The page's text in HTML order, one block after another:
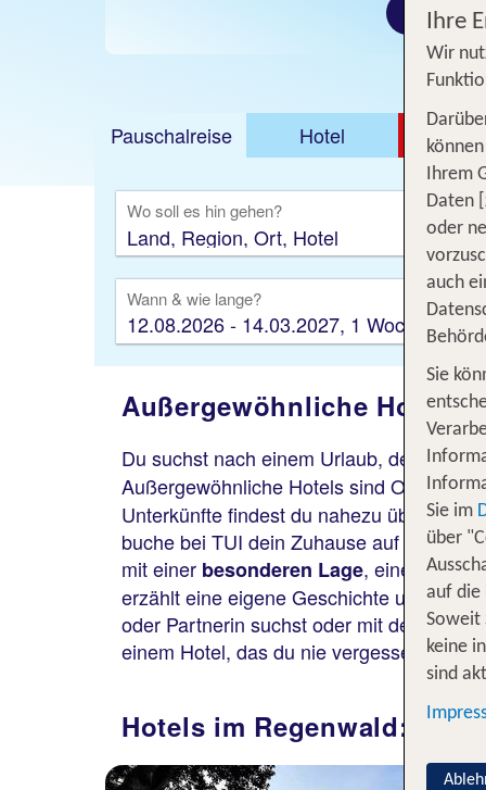
Zu den
Pauschalreise Hotel DEALS
Wo soll es hin gehen?
Wann & wie lange?
12.08.2026 - 14.03.2027, 1 Woche
Außergewöhnliche Hotels
Du suchst nach einem Urlaub, der alles
Außergewöhnliche Hotels sind Orte, an
Unterkünfte findest du nahezu überall
buche bei TUI dein Zuhause auf Zeit,
mit einer besonderen Lage, einer
erzählt eine eigene Geschichte und
oder Partnerin suchst oder mit deiner
einem Hotel, das du nie vergessen wirst.
Hotels im Regenwald:
Ihre
Wir
Ihrem
Daten
oder
auch
Sie
Sie im
über
auf die
Soweit
keine
sind